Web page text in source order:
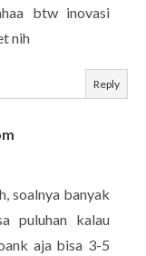
btw inovasi
nih
Reply
soalnya banyak
puluhan kalau
aja bisa 3-5